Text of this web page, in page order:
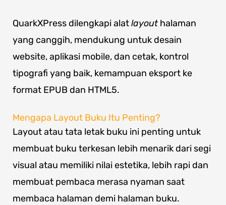
QuarkXPress dilengkapi alatlayout halaman
yang canggih, mendukung untuk desain
website, aplikasi mobile, dan cetak, kontrol
tipografi yang baik, kemampuan eksport ke
format EPUB dan HTML5.
Mengapa Layout Buku Itu Penting?
Layout atau tata letak buku ini penting untuk
membuat buku terkesan lebih menarik dari segi
visual atau memiliki nilai estetika, lebih rapi dan
membuat pembaca merasa nyaman saat
membaca halaman demi halaman buku.